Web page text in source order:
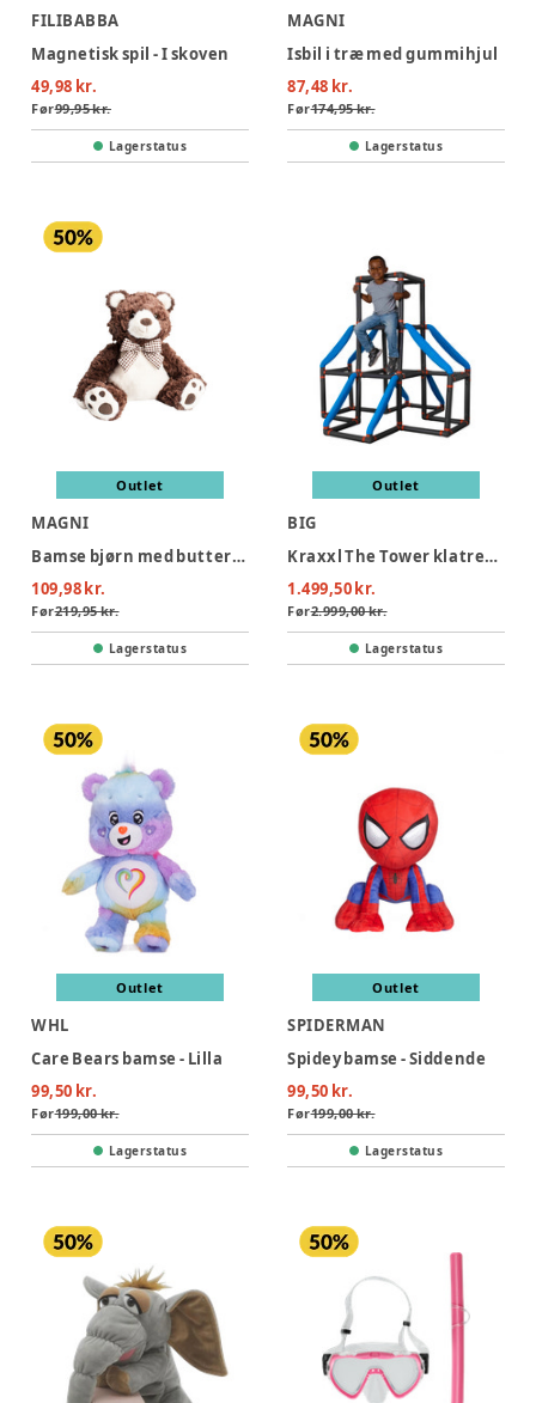
FILIBABBA
Magnetisk spil - I skoven
49,98 kr.
Før99,95 kr.
Lagerstatus
MAGNI
Isbil i træ med gummihjul
87,48 kr.
Før174,95 kr.
Lagerstatus
Outlet
MAGNI
Bamse bjørn med butterfly, 25 cm
109,98 kr.
Før219,95 kr.
Lagerstatus
Outlet
BIG
Kraxxl The Tower klatretårn
1.499,50 kr.
Før2.999,00 kr.
Lagerstatus
Outlet
WHL
Care Bears bamse - Lilla
99,50 kr.
Før199,00 kr.
Lagerstatus
Outlet
SPIDERMAN
Spidey bamse - Siddende
99,50 kr.
Før199,00 kr.
Lagerstatus